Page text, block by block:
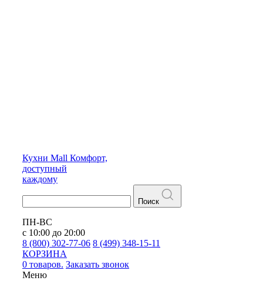
Кухни Mall Комфорт,
доступный
каждому
Поиск
ПН-ВС
с 10:00 до 20:00
8 (800) 302-77-06 8 (499) 348-15-11
КОРЗИНА
0 товаров. Заказать звонок
Меню